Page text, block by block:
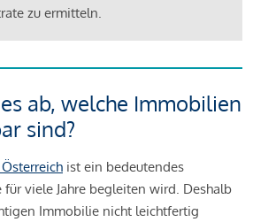
zu ermitteln.
ab, welche Immobilien
sind?
ist ein bedeutendes
für viele Jahre begleiten wird. Deshalb
Immobilie nicht leichtfertig